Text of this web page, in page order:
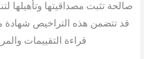
صالحة تثبت مصداقيتها وتأهيلها
قد تتضمن هذه التراخيص شهادة
قراءة التقييمات